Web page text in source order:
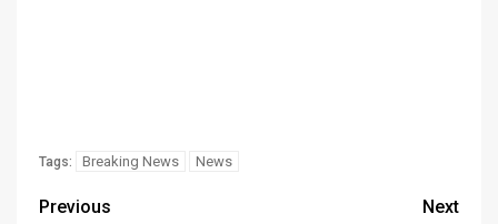
Tags: Breaking News News
Previous
Next